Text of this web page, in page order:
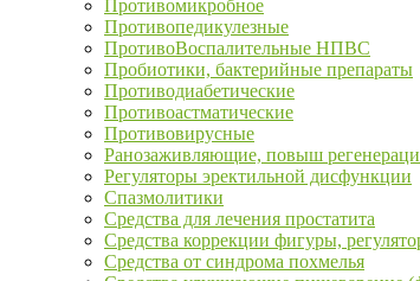
Противомикробное
Противопедикулезные
ПротивоВоспалительные НПВС
Пробиотики, бактерийные препараты
Противодиабетические
Противоастматические
Противовирусные
Ранозаживляющие, повыш
Регуляторы эректильной дисфункции
Спазмолитики
Средства для лечения простатита
Средства коррекции фигуры,
Средства от синдрома похмелья